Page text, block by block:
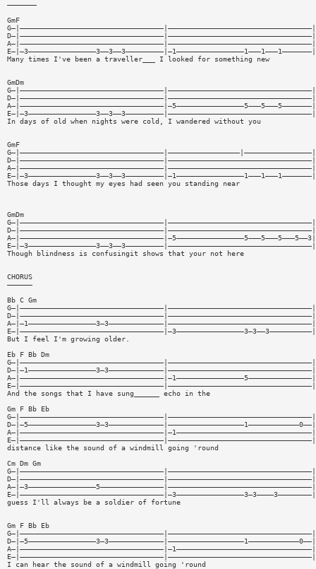
———————
GmF
G—|——————————————————————————————————|——————————————————————————————————|
D—|——————————————————————————————————|——————————————————————————————————|
A—|——————————————————————————————————|——————————————————————————————————|
E—|—3————————————————3——3——3—————————|—1————————————————1———1———1———————|
Many times I've been a traveller___ I looked for something new
GmDm
G—|——————————————————————————————————|——————————————————————————————————|
D—|——————————————————————————————————|——————————————————————————————————|
A—|——————————————————————————————————|—5————————————————5———5———5———————|
E—|—3————————————————3——3——3—————————|——————————————————————————————————|
In days of old when nights were cold, I wandered without you
GmF
G—|——————————————————————————————————|—————————————————|————————————————|
D—|——————————————————————————————————|——————————————————————————————————|
A—|——————————————————————————————————|——————————————————————————————————|
E—|—3————————————————3——3——3—————————|—1————————————————1———1———1———————|
Those days I thought my eyes had seen you standing near
GmDm
G—|——————————————————————————————————|——————————————————————————————————|
D—|——————————————————————————————————|——————————————————————————————————|
A—|——————————————————————————————————|—5————————————————5———5———5———5——3|
E—|—3————————————————3——3——3—————————|——————————————————————————————————|
Though blindness is confusingit shows that your not here
CHORUS
——————
Bb C Gm
G—|——————————————————————————————————|——————————————————————————————————|
D—|——————————————————————————————————|——————————————————————————————————|
A—|—1————————————————3—3—————————————|——————————————————————————————————|
E—|——————————————————————————————————|—3————————————————3—3——3——————————|
But I feel I'm growing older.
Eb F Bb Dm
G—|——————————————————————————————————|——————————————————————————————————|
D—|—1————————————————3—3—————————————|——————————————————————————————————|
A—|——————————————————————————————————|—1————————————————5———————————————|
E—|——————————————————————————————————|——————————————————————————————————|
And the songs that I have sung______ echo in the
Gm F Bb Eb
G—|——————————————————————————————————|——————————————————————————————————|
D—|—5————————————————3—3—————————————|——————————————————1————————————0——|
A—|——————————————————————————————————|—1————————————————————————————————|
E—|——————————————————————————————————|——————————————————————————————————|
distance like the sound of a windmill going 'round
Cm Dm Gm
G—|——————————————————————————————————|——————————————————————————————————|
D—|——————————————————————————————————|——————————————————————————————————|
A—|—3————————————————5———————————————|——————————————————————————————————|
E—|——————————————————————————————————|—3————————————————3—3————3————————|
guess I'll always be a soldier of fortune
Gm F Bb Eb
G—|——————————————————————————————————|——————————————————————————————————|
D—|—5————————————————3—3—————————————|——————————————————1————————————0——|
A—|——————————————————————————————————|—1————————————————————————————————|
E—|——————————————————————————————————|——————————————————————————————————|
I can hear the sound of a windmill going 'round